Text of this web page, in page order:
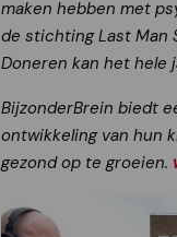
maken hebben met
de stichting Last Man
Doneren kan het hele
BijzonderBrein biedt
ontwikkeling van hun
gezond op te groeien.